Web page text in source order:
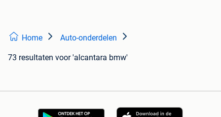
Home Auto-onderdelen
73 resultaten voor 'alcantara bmw'